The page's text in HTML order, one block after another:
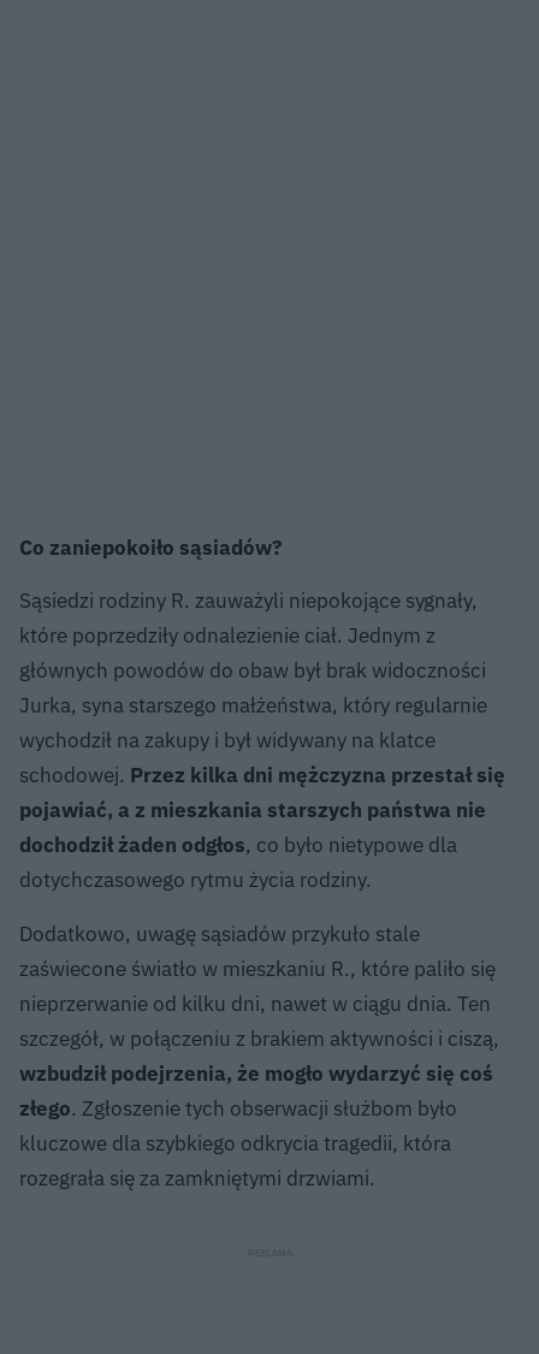
Co zaniepokoiło sąsiadów?
Sąsiedzi rodziny R. zauważyli niepokojące sygnały,
które poprzedziły odnalezienie ciał. Jednym z
głównych powodów do obaw był brak widoczności
Jurka, syna starszego małżeństwa, który regularnie
wychodził na zakupy i był widywany na klatce
schodowej. Przez kilka dni mężczyzna przestał się
pojawiać, a z mieszkania starszych państwa nie
dochodził żaden odgłos, co było nietypowe dla
dotychczasowego rytmu życia rodziny.
Dodatkowo, uwagę sąsiadów przykuło stale
zaświecone światło w mieszkaniu R., które paliło się
nieprzerwanie od kilku dni, nawet w ciągu dnia. Ten
szczegół, w połączeniu z brakiem aktywności i ciszą,
wzbudził podejrzenia, że mogło wydarzyć się coś
złego. Zgłoszenie tych obserwacji służbom było
kluczowe dla szybkiego odkrycia tragedii, która
rozegrała się za zamkniętymi drzwiami.